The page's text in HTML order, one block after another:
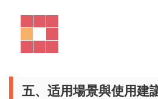
五、适用場景與使用建